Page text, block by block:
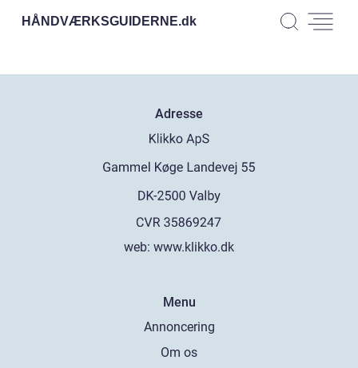
HÅNDVÆRKSGUIDERNE.dk
Adresse
web: www.klikko.dk
Menu
Annoncering
Om os